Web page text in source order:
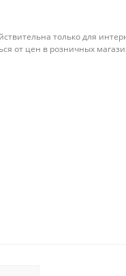
только для
от цен в розничных